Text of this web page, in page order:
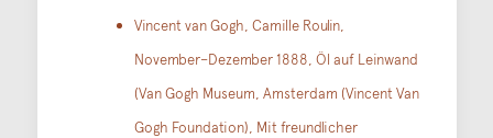
Vincent van Gogh, Camille Roulin,
November–Dezember 1888, Öl auf Leinwand
(Van Gogh Museum, Amsterdam (Vincent Van
Gogh Foundation), Mit freundlicher